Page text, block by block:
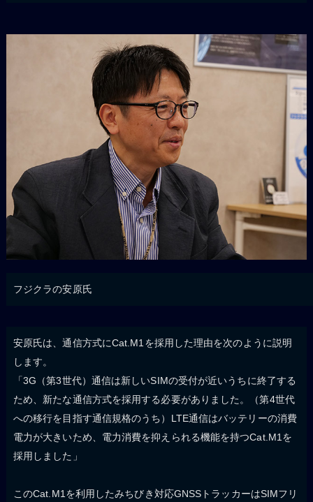
フジクラの安原氏
安原氏は、通信方式にCat.M1を採用した理由を次のように説明
します。
「3G（第3世代）通信は新しいSIMの受付が近いうちに終了する
ため、新たな通信方式を採用する必要がありました。（第4世代
への移行を目指す通信規格のうち）LTE通信はバッテリーの消費
電力が大きいため、電力消費を抑えられる機能を持つCat.M1を
採用しました」
このCat.M1を利用したみちびき対応GNSSトラッカーはSIMフリ